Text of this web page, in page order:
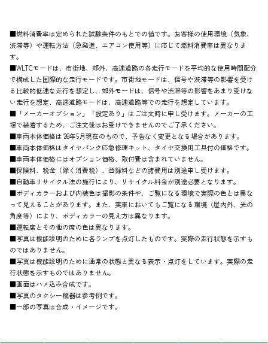
■燃料消費率は定められた試験条件のもとでの値です。お客様の使用環境（気象、
渋滞等）や運転方法（急発進、エアコン使用等）に応じて燃料消費率は異なりま
す。
■WLTCモードは、市街地、郊外、高速道路の各走行モードを平均的な使用時間配分
で構成した国際的な走行モードです。市街地モードは、信号や渋滞等の影響を受け
る比較的低速な走行を想定し、郊外モードは、信号や渋滞等の影響をあまり受けな
い走行を想定、高速道路モードは、高速道路等での走行を想定しています。
■「メーカーオプション」「設定あり」はご注文時に申し受けます。メーカーの工
場で装着するため、ご注文後はお受けできませんのでご了承ください。
■車両本体価格は'26年5月現在のもので、予告なく変更となる場合があります。
■車両本体価格はタイヤパンク応急修理キット、タイヤ交換用工具付の価格です。
■車両本体価格にはオプション価格、取付費は含まれていません。
■保険料、税金（除く消費税）、登録料などの諸費用は別途申し受けます。
■自動車リサイクル法の施行により、リサイクル料金が別途必要となります。
■ボディカラーおよび内装色は撮影の条件や、ご覧になる環境で実際の色とは異な
って見えることがあります。また、実車においてもご覧になる環境（屋内外、光の
角度等）により、ボディカラーの見え方は異なります。
■運転席とその他の席の色は異なります。
■写真は機能説明のために各ランプを点灯したものです。実際の走行状態を示すも
のではありません。
■写真は機能説明のために通常の状態と異なる表示・点灯をしています。実際の走
行状態を示すものではありません。
■画面はハメ込み合成です。
■写真のタクシー機器は参考例です。
■一部の写真は合成・イメージです。